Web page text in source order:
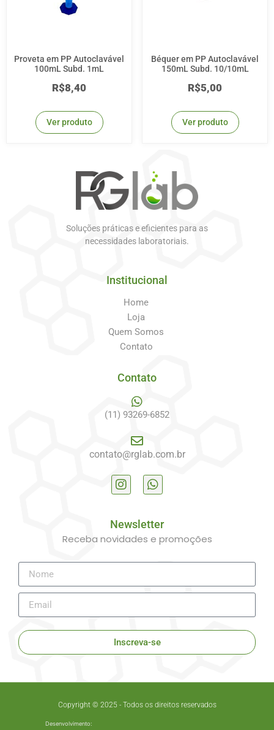
Proveta em PP Autoclavável
100mL Subd. 1mL
R$8,40
Ver produto
Béquer em PP Autoclavável
150mL Subd. 10/10mL
R$5,00
Ver produto
Soluções práticas e eficientes para as
necessidades laboratoriais.
Institucional
Home
Loja
Quem Somos
Contato
Contato
(11) 93269-6852
contato@rglab.com.br
Newsletter
Receba novidades e promoções
Inscreva-se
Copyright © 2025 - Todos os direitos reservados
Desenvolvimento: